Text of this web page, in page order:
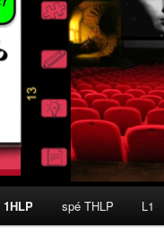
1HLP spé THLP L1